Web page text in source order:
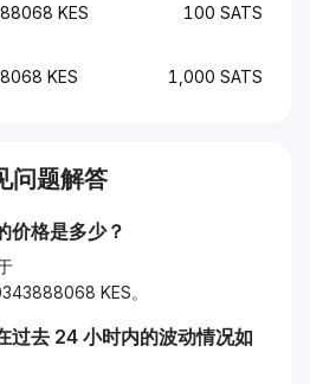
KES 100 SATS
KES 1,000 SATS
问题解答
价格是多少？
KES。
过去 24 小时内的波动情况如